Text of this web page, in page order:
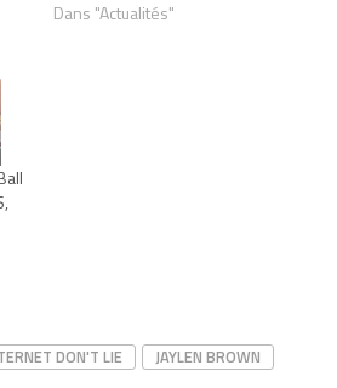
Dans "Actualités"
DON'T LIE
JAYLEN BROWN